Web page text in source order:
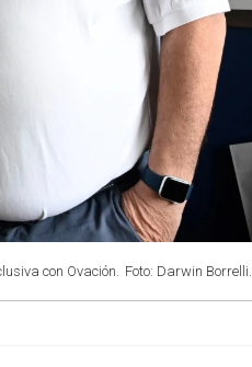
con Ovación. Foto: Darwin Borrelli.